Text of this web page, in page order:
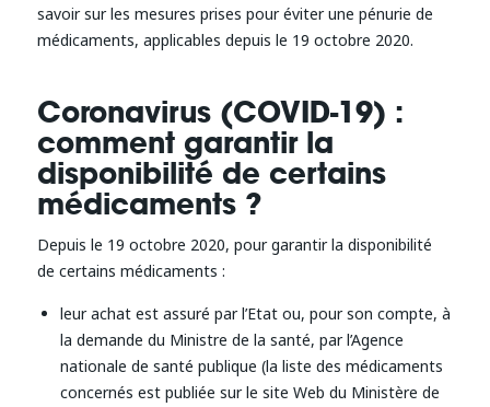
savoir sur les mesures prises pour éviter une pénurie de
médicaments, applicables depuis le 19 octobre 2020.
Coronavirus (COVID-19) :
comment garantir la
disponibilité de certains
médicaments ?
Depuis le 19 octobre 2020, pour garantir la disponibilité
de certains médicaments :
leur achat est assuré par l’Etat ou, pour son compte, à
la demande du Ministre de la santé, par l’Agence
nationale de santé publique (la liste des médicaments
concernés est publiée sur le site Web du Ministère de